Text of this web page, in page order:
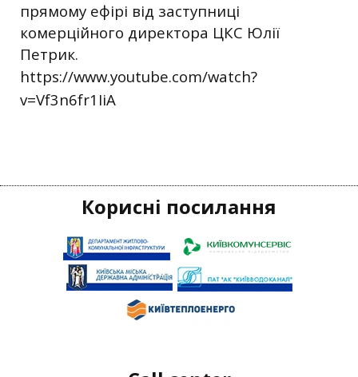
прямому ефірі від заступниці
комерційного директора ЦКС Юлії
Петрик.
https://www.youtube.com/watch?
v=Vf3n6fr1IiA
Корисні посилання